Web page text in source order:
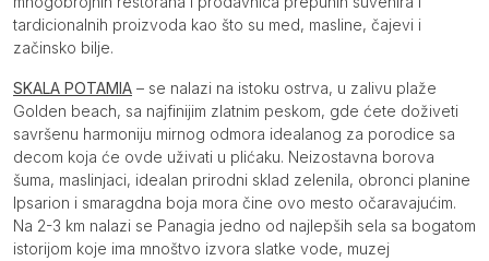
tardicionalnih proizvoda kao što su med, masline, čajevi i
začinsko bilje.
SKALA POTAMIA – se nalazi na istoku ostrva, u zalivu plaže
Golden beach, sa najfinijim zlatnim peskom, gde ćete doživeti
savršenu harmoniju mirnog odmora idealanog za porodice sa
decom koja će ovde uživati u plićaku. Neizostavna borova
šuma, maslinjaci, idealan prirodni sklad zelenila, obronci planine
Ipsarion i smaragdna boja mora čine ovo mesto očaravajućim.
Na 2-3 km nalazi se Panagia jedno od najlepših sela sa bogatom
istorijom koje ima mnoštvo izvora slatke vode, muzej